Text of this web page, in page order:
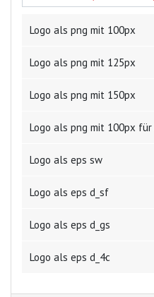
Logo als png mit 100px
Logo als png mit 125px
Logo als png mit 150px
Logo als png mit 100px für
Logo als eps sw
Logo als eps d_sf
Logo als eps d_gs
Logo als eps d_4c